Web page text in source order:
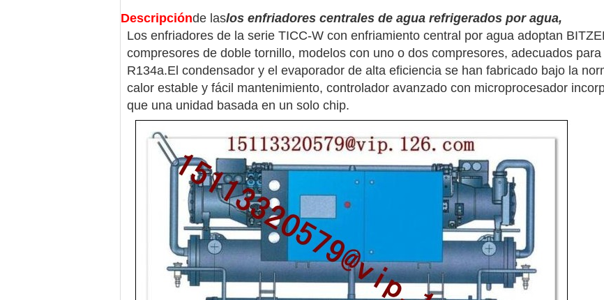
Descripciónde laslos enfriadores centrales de agua refrigerados por agua,
Los enfriadores de la serie TICC-W con enfriamiento central por agua adoptan
compresores de doble tornillo, modelos con uno o dos compresores, adecuados
R134a.El condensador y el evaporador de alta eficiencia se han fabricado bajo la
calor estable y fácil mantenimiento, controlador avanzado con microprocesador
que una unidad basada en un solo chip.